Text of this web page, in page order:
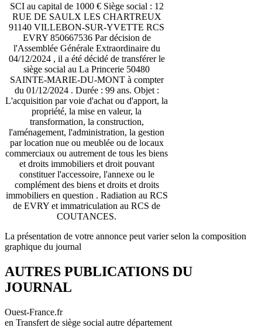
SCI au capital de 1000 € Siège social : 12
RUE DE SAULX LES CHARTREUX
91140 VILLEBON-SUR-YVETTE RCS
EVRY 850667536 Par décision de
l'Assemblée Générale Extraordinaire du
04/12/2024 , il a été décidé de transférer le
siège social au La Princerie 50480
SAINTE-MARIE-DU-MONT à compter
du 01/12/2024 . Durée : 99 ans. Objet :
L'acquisition par voie d'achat ou d'apport, la
propriété, la mise en valeur, la
transformation, la construction,
l'aménagement, l'administration, la gestion
par location nue ou meublée ou de locaux
commerciaux ou autrement de tous les biens
et droits immobiliers et droit pouvant
constituer l'accessoire, l'annexe ou le
complément des biens et droits et droits
immobiliers en question . Radiation au RCS
de EVRY et immatriculation au RCS de
COUTANCES.
La présentation de votre annonce peut varier selon la composition
graphique du journal
AUTRES PUBLICATIONS DU
JOURNAL
Ouest-France.fr
en Transfert de siège social autre département